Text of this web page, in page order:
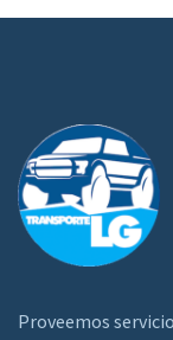
Proveemos